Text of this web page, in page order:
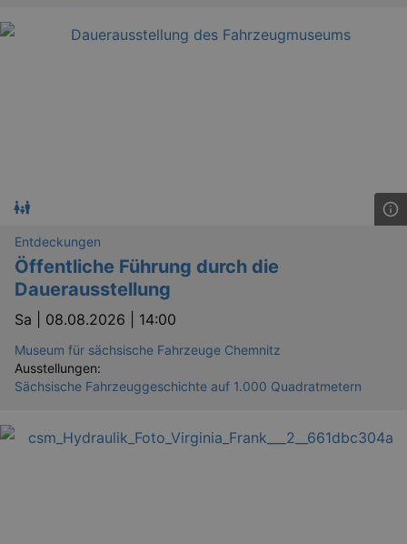
Entdeckungen
Öffentliche Führung durch die
Dauerausstellung
Sa | 08.08.2026 | 14:00
Museum für sächsische Fahrzeuge Chemnitz
Ausstellungen:
Sächsische Fahrzeuggeschichte auf 1.000 Quadratmetern